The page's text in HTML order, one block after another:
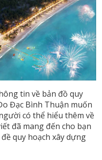
tin về bản đồ quy
Đạc Bình Thuận muốn
có thể hiểu thêm về
đã mang đến cho bạn
quy hoạch xây dựng